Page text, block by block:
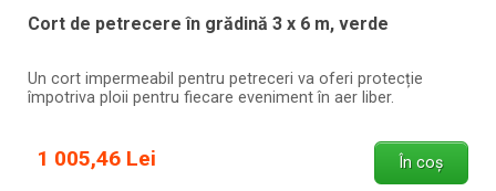
Cort de petrecere în grădină 3 x 6 m, verde
Un cort impermeabil pentru petreceri va oferi protecție
împotriva ploii pentru fiecare eveniment în aer liber.
1 005,46 Lei În coș